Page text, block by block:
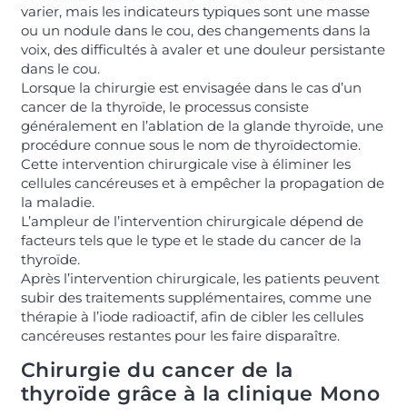
varier, mais les indicateurs typiques sont une masse
ou un nodule dans le cou, des changements dans la
voix, des difficultés à avaler et une douleur persistante
dans le cou.
Lorsque la chirurgie est envisagée dans le cas d’un
cancer de la thyroïde, le processus consiste
généralement en l’ablation de la glande thyroïde, une
procédure connue sous le nom de thyroïdectomie.
Cette intervention chirurgicale vise à éliminer les
cellules cancéreuses et à empêcher la propagation de
la maladie.
L’ampleur de l’intervention chirurgicale dépend de
facteurs tels que le type et le stade du cancer de la
thyroïde.
Après l’intervention chirurgicale, les patients peuvent
subir des traitements supplémentaires, comme une
thérapie à l’iode radioactif, afin de cibler les cellules
cancéreuses restantes pour les faire disparaître.
Chirurgie du cancer de la
thyroïde grâce à la clinique Mono